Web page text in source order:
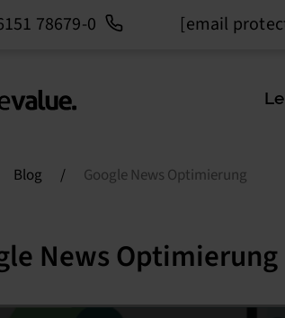
78679-0 [email
Blog / Google News Optimierung
News